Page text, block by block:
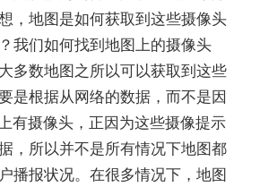
，地图是如何获取到这些摄像头
我们如何找到地图上的摄像头
多数地图之所以可以获取到这些
是根据从网络的数据，而不是因
有摄像头，正因为这些摄像提示
，所以并不是所有情况下地图都
播报状况。在很多情况下，地图